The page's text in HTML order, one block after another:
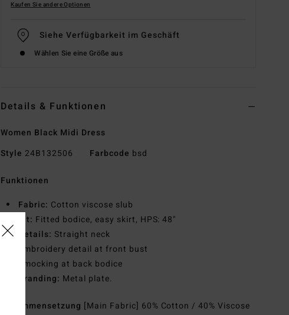
Kaufen Sie andere Optionen
Siehe Verfügbarkeit im Geschäft
Wählen Sie eine Größe aus
Details & Funktionen
Women Black Midi Dress
Style 24B132506 Farbcode bsd
Funktionen
Fabric: Cotton viscose slub
Fit: Fitted bodice, easy skirt, HPS: 48"
Details: Straight neck
Embroidery detail at front bust
Smocking at back bodice
Branding: Metal plate.
Zusammensetzung [Main Fabric] 60% Cotton / 40% Viscose